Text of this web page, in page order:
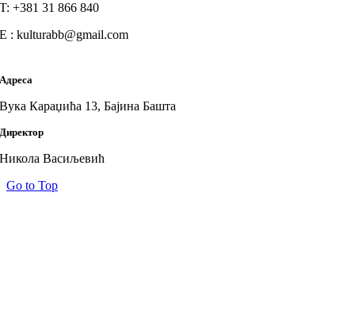
T: +381 31 866 840
E : kulturabb@gmail.com
Адреса
Вука Караџића 13, Бајина Башта
Директор
Никола Васиљевић
Go to Top